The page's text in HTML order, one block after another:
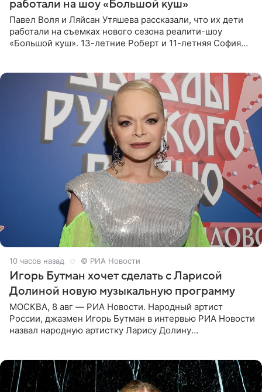
работали на шоу «Большой куш»
Павел Воля и Ляйсан Утяшева рассказали, что их дети
работали на съемках нового сезона реалити-шоу
«Большой куш». 13-летние Роберт и 11-летняя София
10 часов назад © РИА Новости
Игорь Бутман хочет сделать с Ларисой
Долиной новую музыкальную программу
МОСКВА, 8 авг — РИА Новости. Народный артист
России, джазмен Игорь Бутман в интервью РИА Новости
назвал народную артистку Ларису Долину